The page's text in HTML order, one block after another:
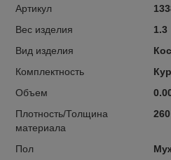
Артикул
Вес изделия
1.3
Вид изделия
Комплектность
Объем
Плотность/Толщина
материала
Пол